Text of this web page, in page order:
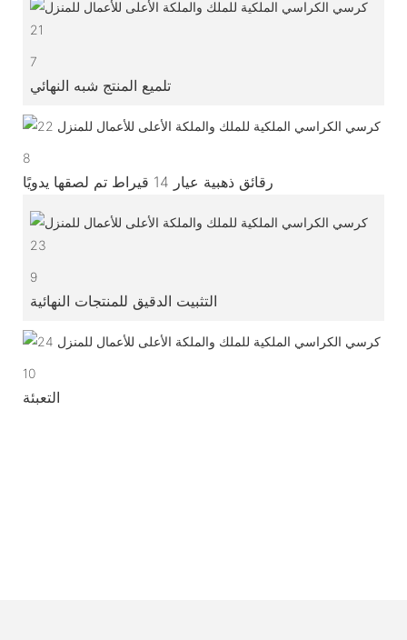
7
تلميع المنتج شبه النهائي
8
رقائق ذهبية عيار 14 قيراط تم لصقها يدويًا
9
التثبيت الدقيق للمنتجات النهائية
10
التعبئة